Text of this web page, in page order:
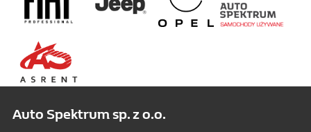
Auto Spektrum sp. z o.o.